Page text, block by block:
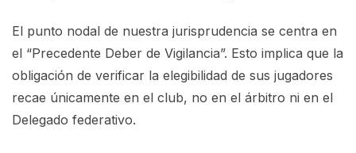
El punto nodal de nuestra jurisprudencia se centra en
el “Precedente Deber de Vigilancia”. Esto implica que la
obligación de verificar la elegibilidad de sus jugadores
recae únicamente en el club, no en el árbitro ni en el
Delegado federativo.